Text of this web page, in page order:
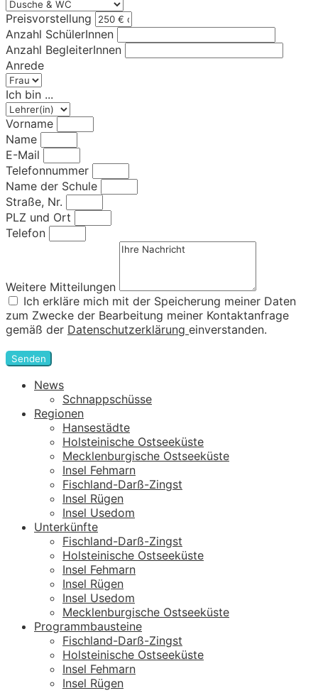
Preisvorstellung
Anzahl SchülerInnen
Anzahl BegleiterInnen
Anrede
Ich bin ...
Vorname
Name
E-Mail
Telefonnummer
Name der Schule
Straße, Nr.
PLZ und Ort
Telefon
Weitere Mitteilungen
Ich erkläre mich mit der Speicherung meiner Daten
zum Zwecke der Bearbeitung meiner Kontaktanfrage
gemäß der Datenschutzerklärung einverstanden.
Senden
News
Schnappschüsse
Regionen
Hansestädte
Holsteinische Ostseeküste
Mecklenburgische Ostseeküste
Insel Fehmarn
Fischland-Darß-Zingst
Insel Rügen
Insel Usedom
Unterkünfte
Fischland-Darß-Zingst
Holsteinische Ostseeküste
Insel Fehmarn
Insel Rügen
Insel Usedom
Mecklenburgische Ostseeküste
Programmbausteine
Fischland-Darß-Zingst
Holsteinische Ostseeküste
Insel Fehmarn
Insel Rügen